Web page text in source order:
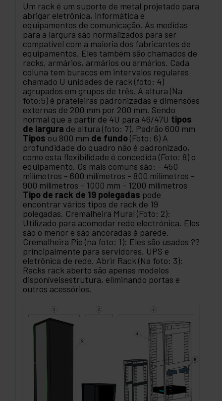
Um rack é um suporte de metal projetado para
abrigar eletrônica, informática e
equipamentos de comunicação. As medidas
para a largura são normalizados para ser
compatível com a maioria dos fabricantes de
equipamentos. Eles também são chamados de
racks, armários, armários ou armários. Cada
coluna tem buracos em intervalos regulares
chamado U unidades de rack (foto: 4)
agrupados em grupos de três. A altura (Na
foto:5) é prateleiras padronizadas e dimensões
externas de 200 mm por 200 mm. Sendo
normal que a partir de 4U para 46/47U tipos
de largura de altura (foto: 7). Padrão 600 mm
Tipos ou 800 mm de fundo(Foto: 6) A
profundidade do quadro não é padronizado,
como esta flexibilidade é concedida (Foto: 8) o
equipamento. Os mais comuns são: - 450
milímetros - 600 milímetros - 800 milímetros -
900 milímetros - 1000 mm - 1200 milímetros
Tipo de rack de 19 polegadas pode
encontrar vários tipos de rack de 19
polegadas. Cremalheira Mural (Foto: 2):
Utilizado para acomodar rede electrónica. Eles
são o menor e são ancoradas à parede.
Cremalheira Pie (na foto: 1): Eles são usados ??
principalmente para servidores, UPS e
eletrônica de rede. Abrir Rack (Na foto: 3):
Racks rack aberto são apenas modelos
disponíveisestrutura, eliminando portas e
outros acessórios.